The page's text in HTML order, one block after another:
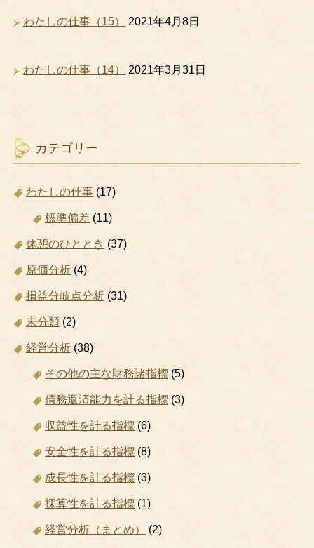
わたしの仕事（15） 2021年4月8日
わたしの仕事（14） 2021年3月31日
カテゴリー
わたしの仕事 (17)
標準偏差 (11)
休憩のひととき (37)
原価分析 (4)
損益分岐点分析 (31)
未分類 (2)
経営分析 (38)
その他の主な財務諸指標 (5)
債務返済能力を計る指標 (3)
収益性を計る指標 (6)
安全性を計る指標 (8)
成長性を計る指標 (3)
採算性を計る指標 (1)
経営分析（まとめ） (2)